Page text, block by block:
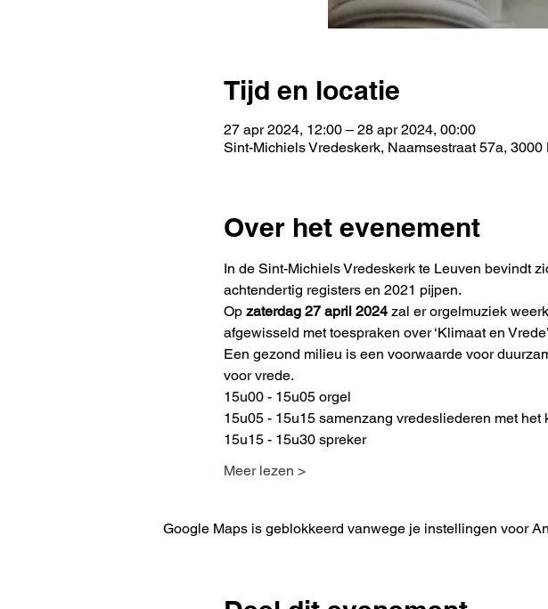
Tijd en locatie
27 apr 2024, 12:00 – 28 apr 2024, 00:00
Sint-Michiels Vredeskerk, Naamsestraat 57a,
Over het evenement
In de Sint-Michiels Vredeskerk te Leuven bevindt
achtendertig registers en 2021 pijpen.
Op zaterdag 27 april 2024 zal er orgelmuziek
afgewisseld met toespraken over ‘Klimaat en
Een gezond milieu is een voorwaarde voor
voor vrede.
15u00 - 15u05 orgel
15u05 - 15u15 samenzang vredesliederen met het
15u15 - 15u30 spreker
Meer lezen >
Google Maps is geblokkeerd vanwege je instellingen voor